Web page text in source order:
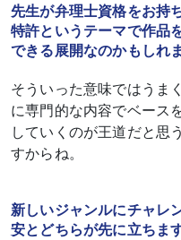
先生が弁理士資格をお持
特許というテーマで作品
できる展開なのかもしれ
そういった意味ではうま
に専門的な内容でベース
していくのが王道だと思
すからね。
新しいジャンルにチャレ
安とどちらが先に立ちま